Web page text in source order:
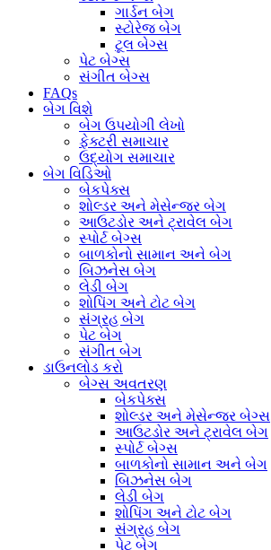
ગાર્ડન બેગ
સ્ટોરેજ બેગ
ટૂલ બેગ્સ
પેટ બેગ્સ
સંગીત બેગ્સ
FAQs
બેગ વિશે
બેગ ઉપયોગી લેખો
ફેક્ટરી સમાચાર
ઉદ્યોગ સમાચાર
બેગ વિડિઓ
બેકપેક્સ
શોલ્ડર અને મેસેન્જર બેગ
આઉટડોર અને ટ્રાવેલ બેગ
સ્પોર્ટ બેગ્સ
બાળકોનો સામાન અને બેગ
બિઝનેસ બેગ
લેડી બેગ
શોપિંગ અને ટોટ બેગ
સંગ્રહ બેગ
પેટ બેગ
સંગીત બેગ
ડાઉનલોડ કરો
બેગ્સ અવતરણ
બેકપેક્સ
શોલ્ડર અને મેસેન્જર બેગ્સ
આઉટડોર અને ટ્રાવેલ બેગ
સ્પોર્ટ બેગ્સ
બાળકોનો સામાન અને બેગ
બિઝનેસ બેગ
લેડી બેગ
શોપિંગ અને ટોટ બેગ
સંગ્રહ બેગ
પેટ બેગ